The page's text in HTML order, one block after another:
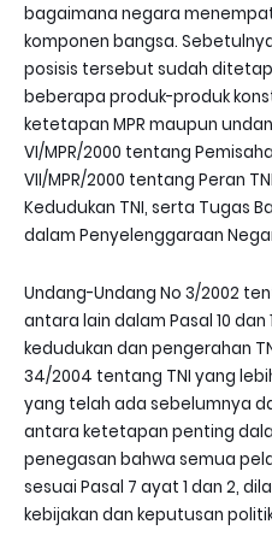
bagaimana negara
komponen bangsa.
posisis tersebut sudah
beberapa produk-produk
ketetapan MPR maupun
VI/MPR/2000 tentang
VII/MPR/2000 tentang Peran
Kedudukan TNI, serta Tugas
dalam Penyelenggaraan
Undang-Undang No 3/2002
antara lain dalam Pasal 10
kedudukan dan pengerahan
34/2004 tentang TNI yang
yang telah ada sebelumnya
antara ketetapan penting
penegasan bahwa semua
sesuai Pasal 7 ayat 1 dan 2,
kebijakan dan keputusan